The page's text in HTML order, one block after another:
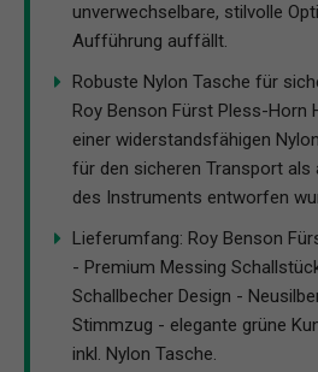
unverwechselbare, stilvolle
Aufführung auffällt.
Robuste Nylon Tasche für
Roy Benson Fürst Pless-Horn
einer widerstandsfähigen
für den sicheren Transport als
des Instruments entworfen
Lieferumfang: Roy Benson
- Premium Messing
Schallbecher Design -
Stimmzug - elegante grüne
inkl. Nylon Tasche.